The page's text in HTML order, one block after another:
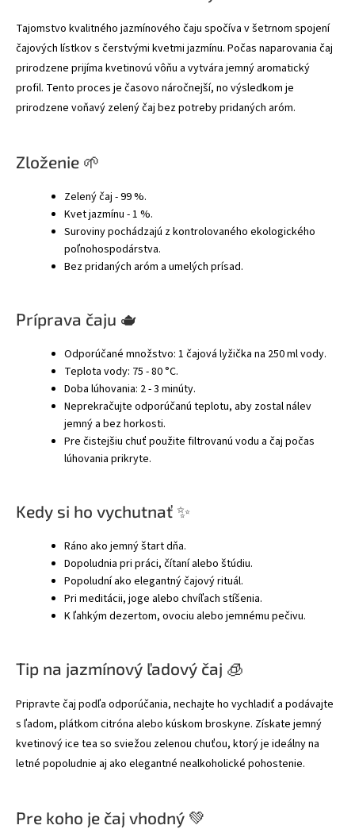
Tajomstvo kvalitného jazmínového čaju spočíva v šetrnom spojení
čajových lístkov s čerstvými kvetmi jazmínu. Počas naparovania čaj
prirodzene prijíma kvetinovú vôňu a vytvára jemný aromatický
profil. Tento proces je časovo náročnejší, no výsledkom je
prirodzene voňavý zelený čaj bez potreby pridaných aróm.
Zloženie 🌱
Zelený čaj - 99 %.
Kvet jazmínu - 1 %.
Suroviny pochádzajú z kontrolovaného ekologického
poľnohospodárstva.
Bez pridaných aróm a umelých prísad.
Príprava čaju 🫖
Odporúčané množstvo: 1 čajová lyžička na 250 ml vody.
Teplota vody: 75 - 80 °C.
Doba lúhovania: 2 - 3 minúty.
Neprekračujte odporúčanú teplotu, aby zostal nálev
jemný a bez horkosti.
Pre čistejšiu chuť použite filtrovanú vodu a čaj počas
lúhovania prikryte.
Kedy si ho vychutnať ✨
Ráno ako jemný štart dňa.
Dopoludnia pri práci, čítaní alebo štúdiu.
Popoludní ako elegantný čajový rituál.
Pri meditácii, joge alebo chvíľach stíšenia.
K ľahkým dezertom, ovociu alebo jemnému pečivu.
Tip na jazmínový ľadový čaj 🧊
Pripravte čaj podľa odporúčania, nechajte ho vychladiť a podávajte
s ľadom, plátkom citróna alebo kúskom broskyne. Získate jemný
kvetinový ice tea so sviežou zelenou chuťou, ktorý je ideálny na
letné popoludnie aj ako elegantné nealkoholické pohostenie.
Pre koho je čaj vhodný 💚